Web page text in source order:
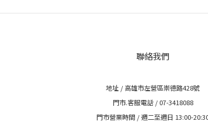
聯絡我們
地址 / 高雄市左營區崇德路428號
門市.客服電話 / 07-3418088
門市營業時間 / 週二至週日 13:00-